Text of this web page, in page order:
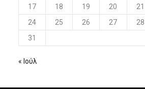
17
18 19 20 21
24
25 26 27 28
31
« Ιούλ